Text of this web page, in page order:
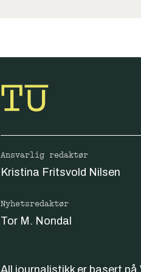
Ansvarlig redaktør
Kristina Fritsvold Nilsen
Nyhetsredaktør
Tor M. Nondal